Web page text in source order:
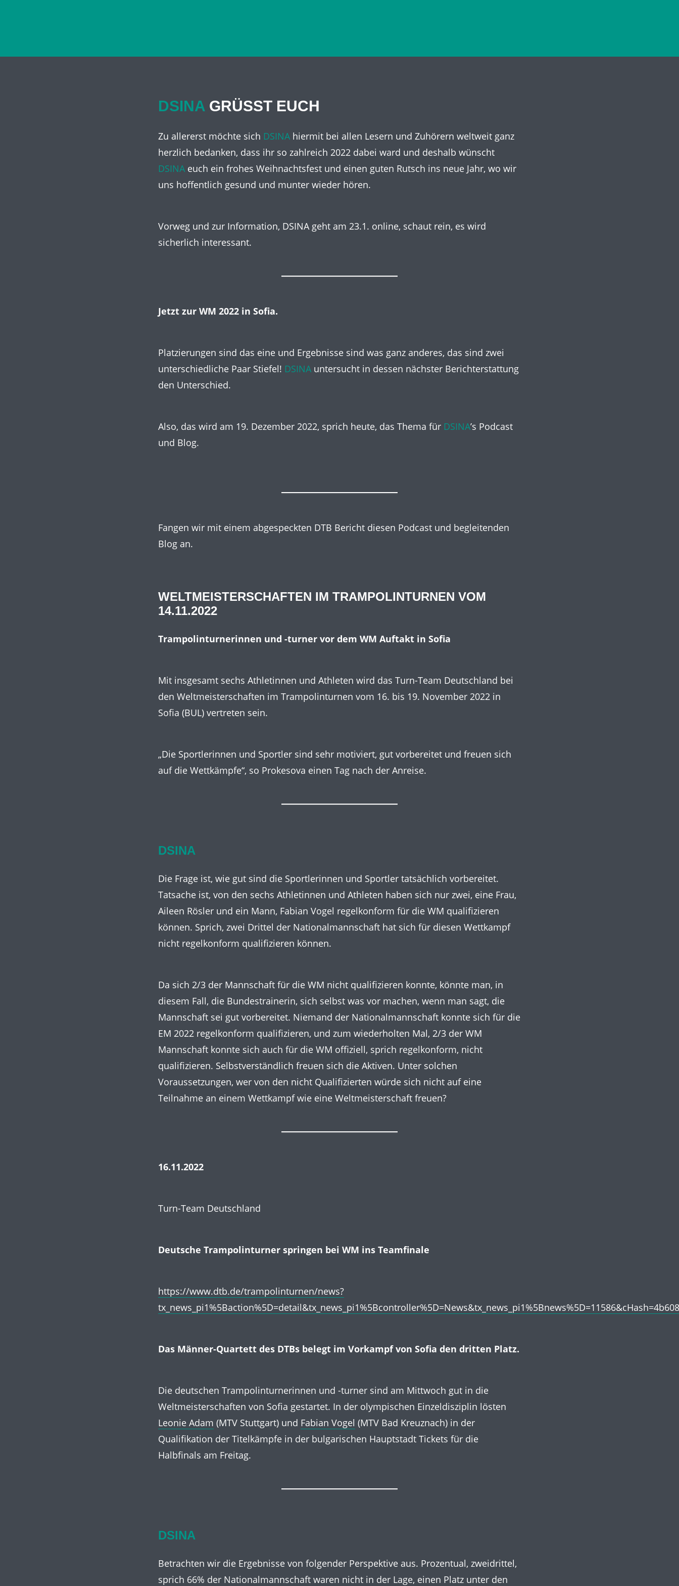
DSINA GRÜSST EUCH
Zu allererst möchte sich DSINA hiermit bei allen Lesern und Zuhörern weltweit ganz
herzlich bedanken, dass ihr so zahlreich 2022 dabei ward und deshalb wünscht
DSINA euch ein frohes Weihnachtsfest und einen guten Rutsch ins neue Jahr, wo wir
uns hoffentlich gesund und munter wieder hören.
Vorweg und zur Information, DSINA geht am 23.1. online, schaut rein, es wird
sicherlich interessant.
Jetzt zur WM 2022 in Sofia.
Platzierungen sind das eine und Ergebnisse sind was ganz anderes, das sind zwei
unterschiedliche Paar Stiefel! DSINA untersucht in dessen nächster Berichterstattung
den Unterschied.
Also, das wird am 19. Dezember 2022, sprich heute, das Thema für DSINA’s Podcast
und Blog.
Fangen wir mit einem abgespeckten DTB Bericht diesen Podcast und begleitenden
Blog an.
WELTMEISTERSCHAFTEN IM TRAMPOLINTURNEN VOM
14.11.2022
Trampolinturnerinnen und -turner vor dem WM Auftakt in Sofia
Mit insgesamt sechs Athletinnen und Athleten wird das Turn-Team Deutschland bei
den Weltmeisterschaften im Trampolinturnen vom 16. bis 19. November 2022 in
Sofia (BUL) vertreten sein.
„Die Sportlerinnen und Sportler sind sehr motiviert, gut vorbereitet und freuen sich
auf die Wettkämpfe“, so Prokesova einen Tag nach der Anreise.
DSINA
Die Frage ist, wie gut sind die Sportlerinnen und Sportler tatsächlich vorbereitet.
Tatsache ist, von den sechs Athletinnen und Athleten haben sich nur zwei, eine Frau,
Aileen Rösler und ein Mann, Fabian Vogel regelkonform für die WM qualifizieren
können. Sprich, zwei Drittel der Nationalmannschaft hat sich für diesen Wettkampf
nicht regelkonform qualifizieren können.
Da sich 2/3 der Mannschaft für die WM nicht qualifizieren konnte, könnte man, in
diesem Fall, die Bundestrainerin, sich selbst was vor machen, wenn man sagt, die
Mannschaft sei gut vorbereitet. Niemand der Nationalmannschaft konnte sich für die
EM 2022 regelkonform qualifizieren, und zum wiederholten Mal, 2/3 der WM
Mannschaft konnte sich auch für die WM offiziell, sprich regelkonform, nicht
qualifizieren. Selbstverständlich freuen sich die Aktiven. Unter solchen
Voraussetzungen, wer von den nicht Qualifizierten würde sich nicht auf eine
Teilnahme an einem Wettkampf wie eine Weltmeisterschaft freuen?
16.11.2022
Turn-Team Deutschland
Deutsche Trampolinturner springen bei WM ins Teamfinale
https://www.dtb.de/trampolinturnen/news?
Das Männer-Quartett des DTBs belegt im Vorkampf von Sofia den dritten Platz.
Die deutschen Trampolinturnerinnen und -turner sind am Mittwoch gut in die
Weltmeisterschaften von Sofia gestartet. In der olympischen Einzeldisziplin lösten
Leonie Adam (MTV Stuttgart) und Fabian Vogel (MTV Bad Kreuznach) in der
Qualifikation der Titelkämpfe in der bulgarischen Hauptstadt Tickets für die
Halbfinals am Freitag.
DSINA
Betrachten wir die Ergebnisse von folgender Perspektive aus. Prozentual, zweidrittel,
sprich 66% der Nationalmannschaft waren nicht in der Lage, einen Platz unter den